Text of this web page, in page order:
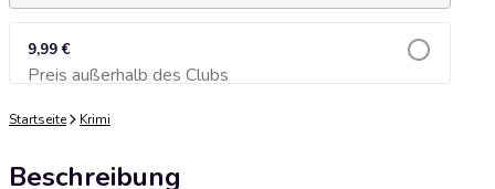
9,99 €
Preis außerhalb des ClubsZum Warenkorb hinzufügen
Startseite Krimi
Beschreibung